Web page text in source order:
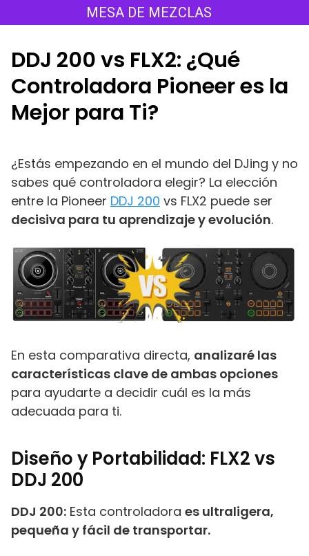
al
MESA DE MEZCLAS
DDJ 200 vs FLX2: ¿Qué
Controladora Pioneer es la
Mejor para Ti?
¿Estás empezando en el mundo del DJing y no
sabes qué controladora elegir? La elección
entre la Pioneer DDJ 200 vs FLX2 puede ser
decisiva para tu aprendizaje y evolución.
En esta comparativa directa, analizaré las
características clave de ambas opciones
para ayudarte a decidir cuál es la más
adecuada para ti.
Diseño y Portabilidad: FLX2 vs
DDJ 200
DDJ 200: Esta controladora es ultraligera,
pequeña y fácil de transportar.